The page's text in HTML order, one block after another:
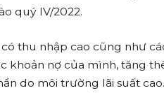
quý IV/2022.
có thu nhập cao cũng như
khoản nợ của mình, tăng
do môi trường lãi suất cao.